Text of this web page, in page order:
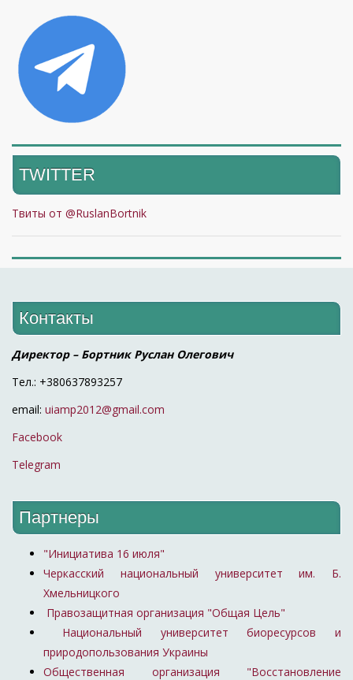
TWITTER
Твиты от @RuslanBortnik
Контакты
Директор – Бортник Руслан Олегович
Тел.: +380637893257
email: uiamp2012@gmail.com
Facebook
Telegram
Партнеры
"Инициатива 16 июля"
Черкасский национальный университет им. Б.
Хмельницкого
Правозащитная организация "Общая Цель"
Национальный университет биоресурсов и
природопользования Украины
Общественная организация "Восстановление